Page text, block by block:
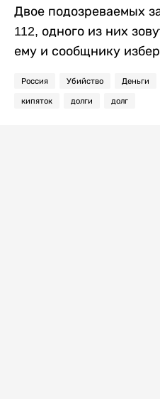
Двое подозреваемых
112, одного из них
ему и сообщнику
Россия Убийство Деньги
кипяток долги долг